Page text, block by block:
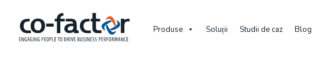
Produse Soluții Studii de caz Blog